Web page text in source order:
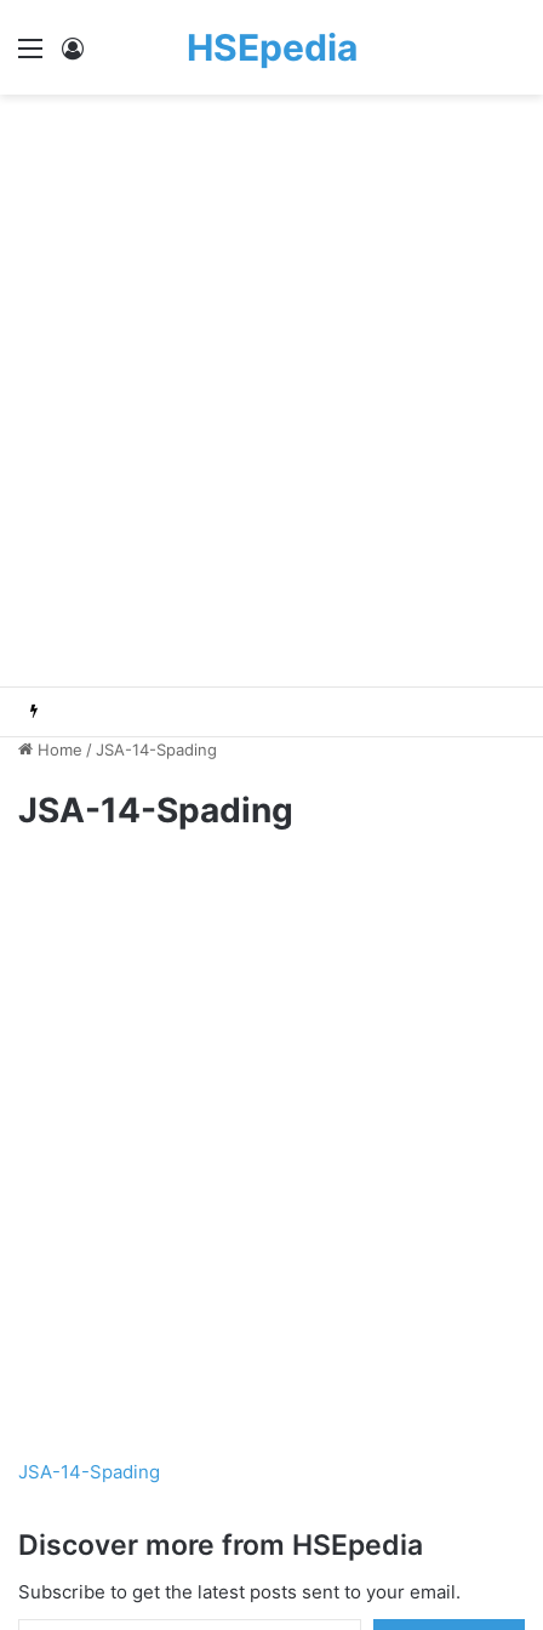
Menu HSEpedia
Home /JSA-14-Spading
JSA-14-Spading
JSA-14-Spading
Discover more from HSEpedia
Subscribe to get the latest posts sent to your email.
Type your email…